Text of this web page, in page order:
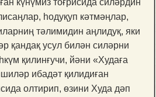
күнүмиз тоғрисида силәрдин
һодуқуп кәтмәңлар,
тәлимидин аңлидуқ, яки
қандақ усул билән силәрни
қилинғучи, йәни «Худаға
ибадәт қилидиған
олтирип, өзини Худа дәп